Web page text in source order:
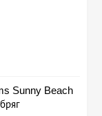
Sunny Beach